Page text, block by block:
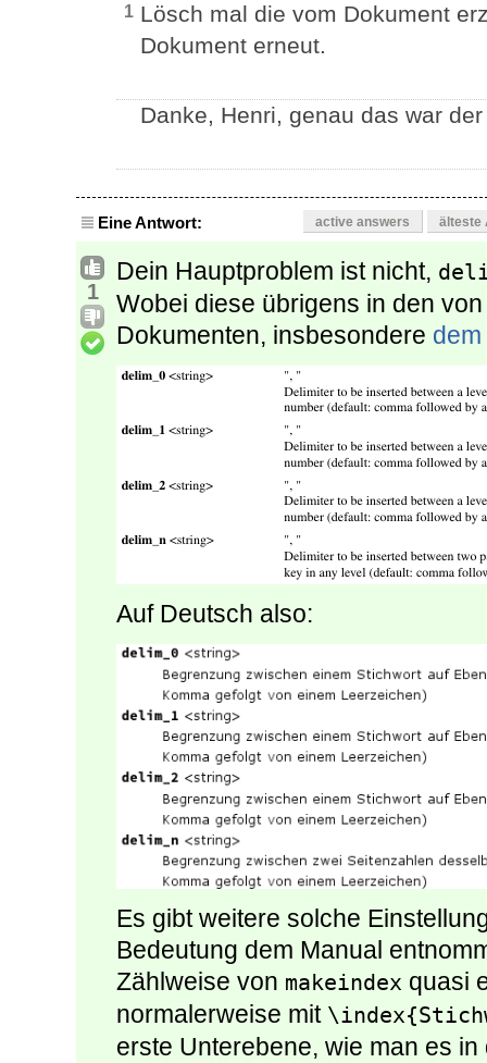
1 Lösch mal die vom Dokument
Dokument erneut.
Danke, Henri, genau das war
Eine Antwort: active answers älteste
1
Dein Hauptproblem ist nicht,
Wobei diese übrigens in den
Dokumenten, insbesondere
Auf Deutsch also:
Es gibt weitere solche
Bedeutung dem Manual
Zählweise von makeindex quasi
normalerweise mit
erste Unterebene, wie man es